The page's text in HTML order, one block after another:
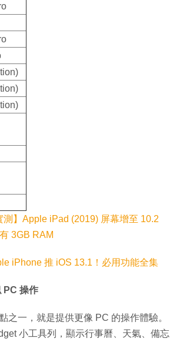
測】Apple iPad (2019) 屏幕增至 10.2
3GB RAM
iPhone 推 iOS 13.1！必用功能全集
PC 操作
之一，就是提供更像 PC 的操作體驗。
小工具列，顯示行事曆、天氣、備忘